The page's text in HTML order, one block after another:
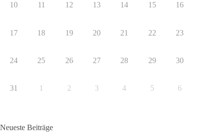
10 11 12 13 14 15 16
17 18 19 20 21 22 23
24 25 26 27 28 29 30
31 1 2 3 4 5 6
Neueste Beiträge